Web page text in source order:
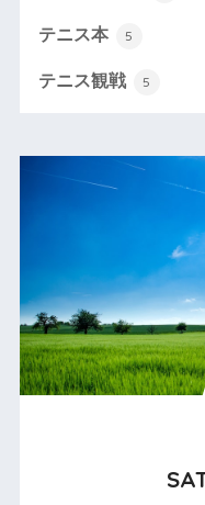
テニス本 5
テニス観戦 5